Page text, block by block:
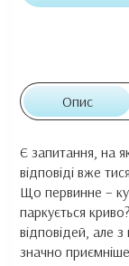
Опис
Є запитання, на
відповіді вже
Що первинне –
паркується
відповідей, але
значно